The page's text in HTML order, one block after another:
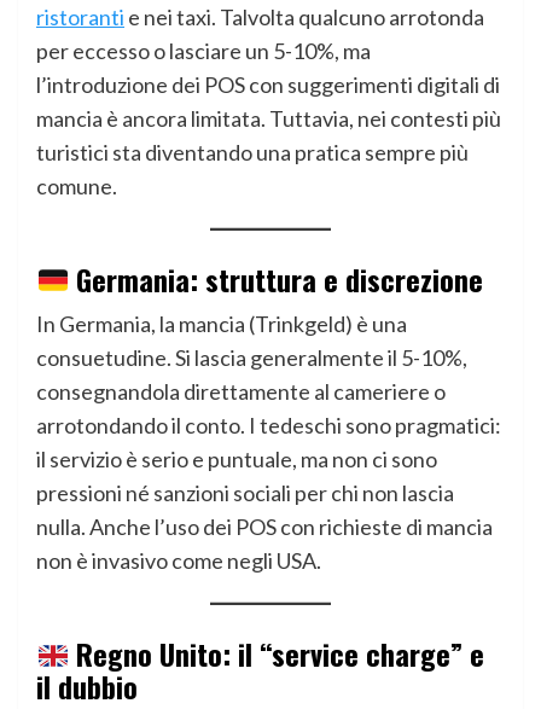
ristoranti e nei taxi. Talvolta qualcuno arrotonda
per eccesso o lasciare un 5-10%, ma
l’introduzione dei POS con suggerimenti digitali di
mancia è ancora limitata. Tuttavia, nei contesti più
turistici sta diventando una pratica sempre più
comune.
Germania: struttura e discrezione
In Germania, la mancia (Trinkgeld) è una
consuetudine. Si lascia generalmente il 5-10%,
consegnandola direttamente al cameriere o
arrotondando il conto. I tedeschi sono pragmatici:
il servizio è serio e puntuale, ma non ci sono
pressioni né sanzioni sociali per chi non lascia
nulla. Anche l’uso dei POS con richieste di mancia
non è invasivo come negli USA.
Regno Unito: il “service charge” e
il dubbio